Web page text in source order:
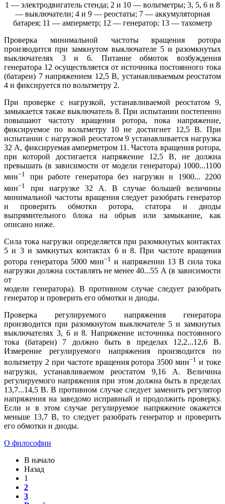
1 — электродвигатель стенда; 2 и 10 — вольтметры; 3, 5, 6 и 8
— выключатели; 4 и 9 — реостаты; 7 — аккумуляторная
батарея; 11 — амперметр; 12 — генератор; 13 — тахометр
Проверка минимальной частоты вращения ротора
производится при замкнутом выключателе 5 и разомкнутых
выключателях 3 и 6. Питание обмоток возбуждения
генератора 12 осуществляется от источника постоянного тока
(батареи) 7 напряжением 12,5 В, устанавливаемым реостатом
4 и фиксируется по вольтметру 2.
При проверке с нагрузкой, устанавливаемой реостатом 9,
замыкается также выключатель 8. При испытании постепенно
повышают частоту вращения ротора, пока напряжение,
фиксируемое по вольтметру 10 не достигнет 12,5 В. При
испытании с нагрузкой реостатом 9 устанавливается нагрузка
32 А, фиксируемая амперметром 11. Частота вращения ротора,
при которой достигается напряжение 12,5 В, не должна
превышать (в зависимости от модели генератора) 1000...1100
мин−1
при работе генератора без нагрузки и 1900... 2200
мин−1
при нагрузке 32 А. В случае большей величины
минимальной частоты вращения следует разобрать генератор
и проверить обмотки ротора, статора и диоды
выпрямительного блока на обрыв или замыкание, как
описано ниже.
Сила тока нагрузки определяется при разомкнутых контактах
5 и 3 и замкнутых контактах 6 и 8. При частоте вращения
ротора генератора 5000 мин−1 и напряжении 13 В сила тока
нагрузки должна составлять не менее 40...55 А (в зависимости
от
модели генератора). В противном случае следует разобрать
генератор и проверить его обмотки и диоды.
Проверка регулируемого напряжения генератора
производится при разомкнутом выключателе 5 и замкнутых
выключателях 3, 6 и 8. Напряжение источника постоянного
тока (батареи) 7 должно быть в пределах 12,2...12,6 В.
Измерение регулируемого напряжения производится по
вольтметру 2 при частоте вращения ротора 3500 мин−1 и токе
нагрузки, устанавливаемом реостатом 9,16 А. Величина
регулируемого напряжения при этом должна быть в пределах
13,7...14,5 В. В противном случае следует заменить регулятор
напряжения на заведомо исправный и продолжить проверку.
Если и в этом случае регулируемое напряжение окажется
меньше 13,7 В, то следует разобрать генератор и проверить
его обмотки и диоды.
О философии
В начало
Назад
1
2
3